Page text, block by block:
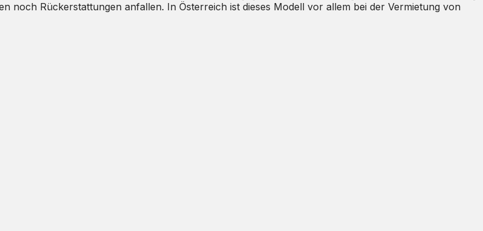
Rückerstattungen anfallen. In Österreich ist dieses Modell vor allem bei der Vermietung von